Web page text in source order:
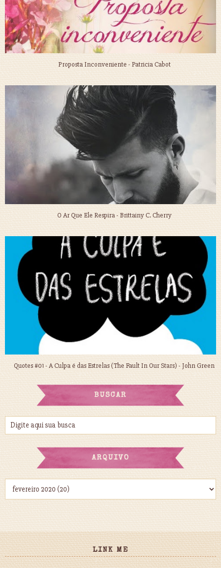
Proposta Inconveniente - Patricia Cabot
O Ar Que Ele Respira - Brittainy C. Cherry
Quotes #01 - A Culpa é das Estrelas (The Fault In Our Stars) - John Green
BUSCAR
ARQUIVO
LINK ME